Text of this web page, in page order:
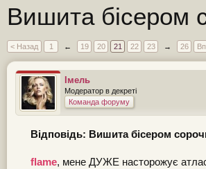
Вишита бісером
< Назад 1 ← 19 20 21 22 23 → 26
Імель
Модератор в декреті
Команда форуму
Відповідь: Вишита бісером
flame, мене ДУЖЕ насторожує